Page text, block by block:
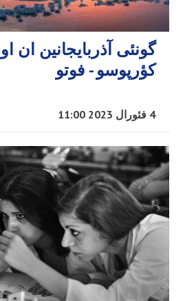
گونئی آذربایجانین ان
کؤرپوسو - فوتو
4 فئورال 2023 11:00